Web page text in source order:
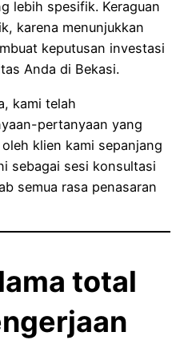
lebih spesifik. Keraguan
karena menunjukkan
keputusan investasi
Anda di Bekasi.
kami telah
pertanyaan yang
klien kami sepanjang
sebagai sesi konsultasi
semua rasa penasaran
total